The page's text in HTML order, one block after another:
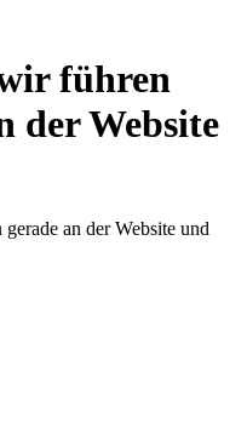
führen
der Website
an der Website und